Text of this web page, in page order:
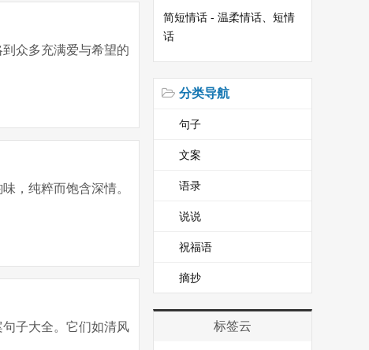
众多充满爱与希望的
，纯粹而饱含深情。
子大全。它们如清风
简短情话 - 温柔情话、短情
话
分类导航
句子
文案
语录
说说
祝福语
摘抄
标签云